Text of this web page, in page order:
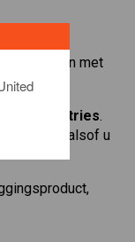
aandelen met
Industries.
alsof u